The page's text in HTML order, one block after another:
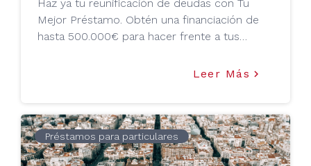
Haz ya tu reunificación de deudas con Tu
Mejor Préstamo. Obtén una financiación de
hasta 500.000€ para hacer frente a tus
Leer Más keyboard_arrow_right
Préstamos para particulares